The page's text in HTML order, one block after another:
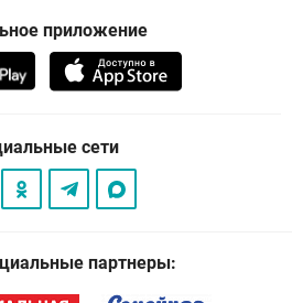
приложение
сети
партнеры: